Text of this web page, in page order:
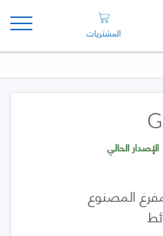
المشتريات
الإصدار الحالي
المصنوع